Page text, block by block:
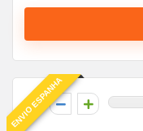
ENVIO ESPANHA
0